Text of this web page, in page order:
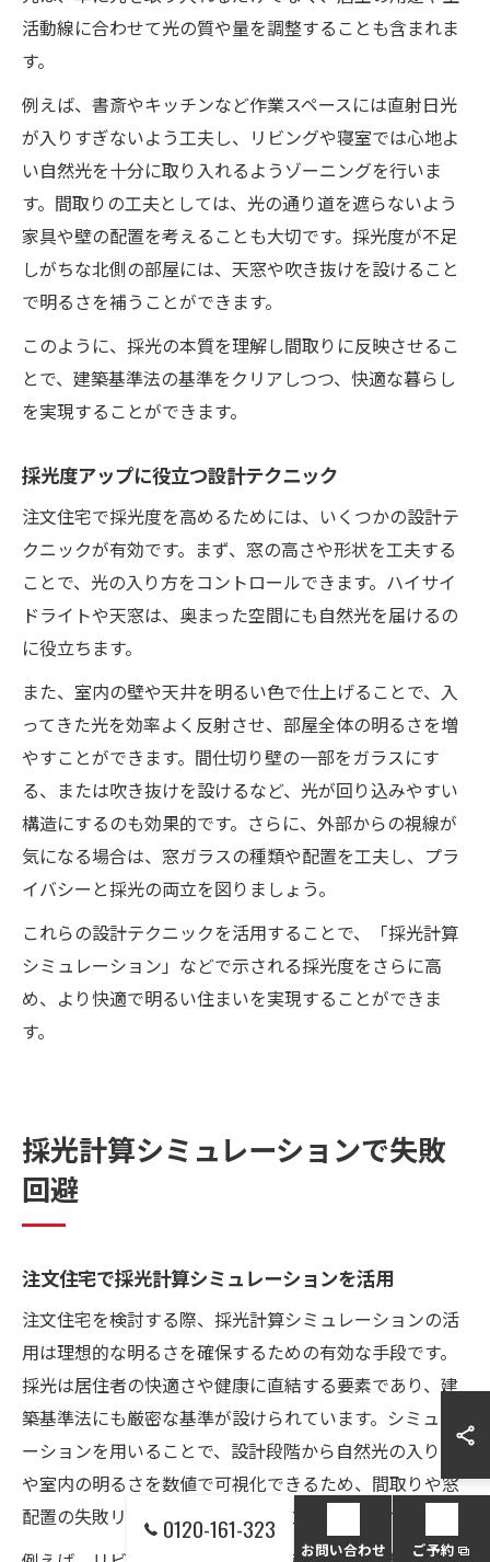
活動線に合わせて光の質や量を調整することも含まれま
す。
例えば、書斎やキッチンなど作業スペースには直射日光
が入りすぎないよう工夫し、リビングや寝室では心地よ
い自然光を十分に取り入れるようゾーニングを行いま
す。間取りの工夫としては、光の通り道を遮らないよう
家具や壁の配置を考えることも大切です。採光度が不足
しがちな北側の部屋には、天窓や吹き抜けを設けること
で明るさを補うことができます。
このように、採光の本質を理解し間取りに反映させるこ
とで、建築基準法の基準をクリアしつつ、快適な暮らし
を実現することができます。
採光度アップに役立つ設計テクニック
注文住宅で採光度を高めるためには、いくつかの設計テ
クニックが有効です。まず、窓の高さや形状を工夫する
ことで、光の入り方をコントロールできます。ハイサイ
ドライトや天窓は、奥まった空間にも自然光を届けるの
に役立ちます。
また、室内の壁や天井を明るい色で仕上げることで、入
ってきた光を効率よく反射させ、部屋全体の明るさを増
やすことができます。間仕切り壁の一部をガラスにす
る、または吹き抜けを設けるなど、光が回り込みやすい
構造にするのも効果的です。さらに、外部からの視線が
気になる場合は、窓ガラスの種類や配置を工夫し、プラ
イバシーと採光の両立を図りましょう。
これらの設計テクニックを活用することで、「採光計算
シミュレーション」などで示される採光度をさらに高
め、より快適で明るい住まいを実現することができま
す。
採光計算シミュレーションで失敗
回避
注文住宅で採光計算シミュレーションを活用
注文住宅を検討する際、採光計算シミュレーションの活
用は理想的な明るさを確保するための有効な手段です。
採光は居住者の快適さや健康に直結する要素であり、建
築基準法にも厳密な基準が設けられています。シミュレ
ーションを用いることで、設計段階から自然光の入り方
や室内の明るさを数値で可視化できるため、間取りや窓
配置の失敗リスクを大幅に減らすことが可能です。
0120-161-323
お問い合わせ ご予約